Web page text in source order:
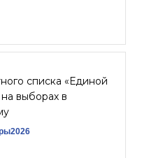
списка «Единой
выборах в